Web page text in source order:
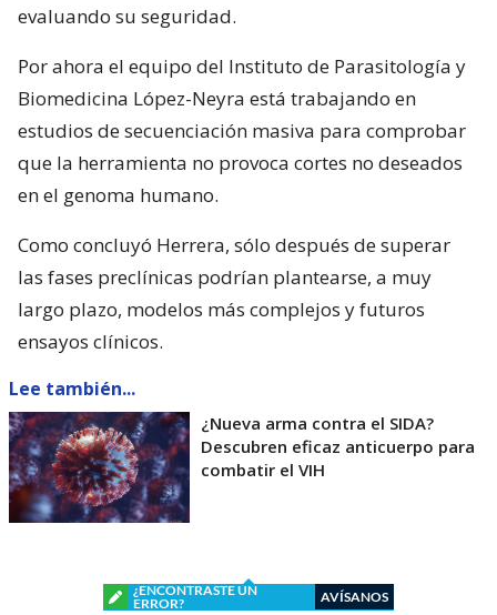
evaluando su seguridad.
Por ahora el equipo del Instituto de Parasitología y
Biomedicina López-Neyra está trabajando en
estudios de secuenciación masiva para comprobar
que la herramienta no provoca cortes no deseados
en el genoma humano.
Como concluyó Herrera, sólo después de superar
las fases preclínicas podrían plantearse, a muy
largo plazo, modelos más complejos y futuros
ensayos clínicos.
Lee también...
¿Nueva arma contra el SIDA?
Descubren eficaz anticuerpo para
combatir el VIH
¿ENCONTRASTE UN
ERROR?
AVÍSANOS